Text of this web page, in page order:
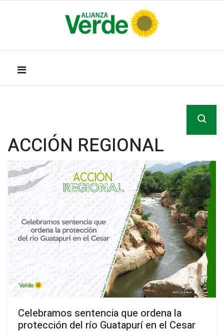
ACCIÓN REGIONAL
Celebramos sentencia que ordena la
protección del río Guatapurí en el Cesar